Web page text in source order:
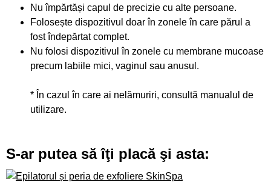
Nu împărtăși capul de precizie cu alte persoane.
Folosește dispozitivul doar în zonele în care părul a
fost îndepărtat complet.
Nu folosi dispozitivul în zonele cu membrane mucoase
precum labiile mici, vaginul sau anusul.
* În cazul în care ai nelămuriri, consultă manualul de
utilizare.
S-ar putea să îţi placă şi asta: